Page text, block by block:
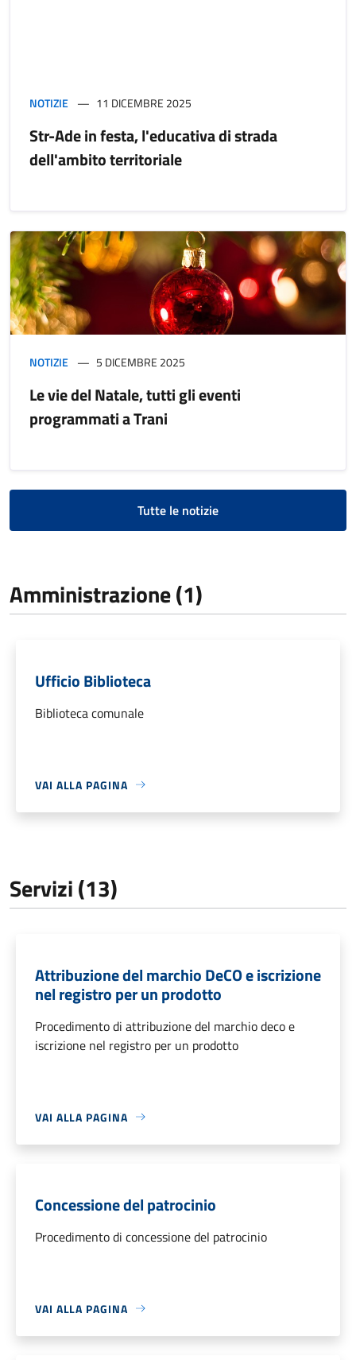
NOTIZIE 11 DICEMBRE 2025
Str-Ade in festa, l'educativa di strada
dell'ambito territoriale
NOTIZIE 5 DICEMBRE 2025
Le vie del Natale, tutti gli eventi
programmati a Trani
Tutte le notizie
Amministrazione (1)
Ufficio Biblioteca
Biblioteca comunale
VAI ALLA PAGINA
Servizi (13)
Attribuzione del marchio DeCO e iscrizione
nel registro per un prodotto
Procedimento di attribuzione del marchio deco e
iscrizione nel registro per un prodotto
VAI ALLA PAGINA
Concessione del patrocinio
Procedimento di concessione del patrocinio
VAI ALLA PAGINA